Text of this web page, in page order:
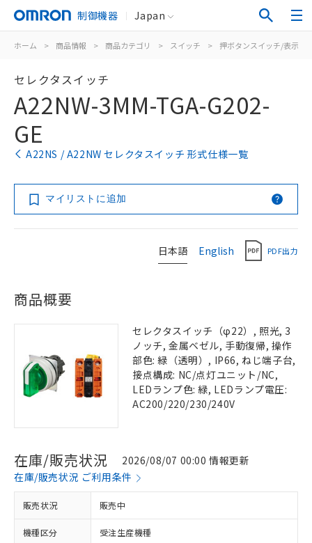
制御機器 Japan
ホーム > 商品情報 > 商品カテゴリ > スイッチ > 押ボタンスイッチ/表示灯
セレクタスイッチ
A22NW-3MM-TGA-G202-
GE
A22NS / A22NW セレクタスイッチ 形式仕様一覧
マイリストに追加
日本語 English PDF出力
商品概要
セレクタスイッチ（φ22）, 照光, 3
ノッチ, 金属ベゼル, 手動復帰, 操作
部色: 緑（透明）, IP66, ねじ端子台,
接点構成: NC/点灯ユニット/NC,
LEDランプ色: 緑, LEDランプ電圧:
AC200/220/230/240V
在庫/販売状況
2026/08/07 00:00 情報更新
在庫/販売状況 ご利用条件
販売状況 販売中
機種区分 受注生産機種